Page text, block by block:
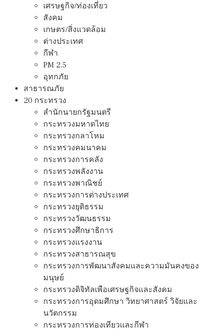
เศรษฐกิจ/ท่องเที่ยว
สังคม
เกษตร/สิ่งแวดล้อม
ต่างประเทศ
กีฬา
PM 2.5
อุทกภัย
สาธารณภัย
20 กระทรวง
สํานักนายกรัฐมนตรี
กระทรวงมหาดไทย
กระทรวงกลาโหม
กระทรวงคมนาคม
กระทรวงการคลัง
กระทรวงพลังงาน
กระทรวงพาณิชย์
กระทรวงการต่างประเทศ
กระทรวงยุติธรรม
กระทรวงวัฒนธรรม
กระทรวงศึกษาธิการ
กระทรวงแรงงาน
กระทรวงสาธารณสุข
กระทรวงการพัฒนาสังคมและความมันคงของ
มนุษย์
กระทรวงดิจิทัลเพือเศรษฐกิจและสังคม
กระทรวงการอุดมศึกษา วิทยาศาสตร์ วิจัยและ
นวัตกรรม
กระทรวงการท่องเทียวและกีฬา